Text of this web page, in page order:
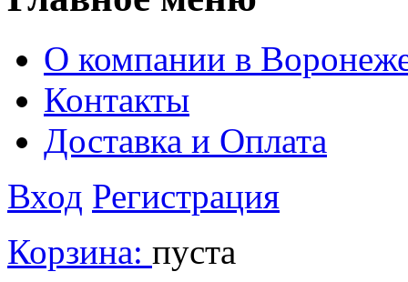
О компании в
Контакты
Доставка и Оплата
Вход Регистрация
Корзина: пуста